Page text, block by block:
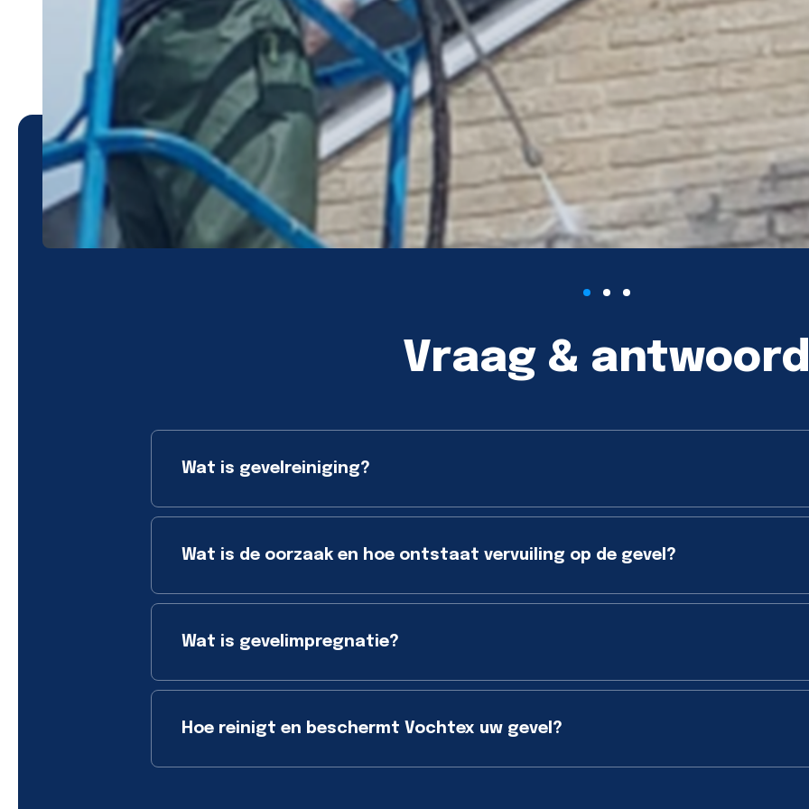
Vraag &
Wat is gevelreiniging?
Wat is de oorzaak en hoe ontstaat vervuiling op de gevel?
Wat is gevelimpregnatie?
Hoe reinigt en beschermt Vochtex uw gevel?